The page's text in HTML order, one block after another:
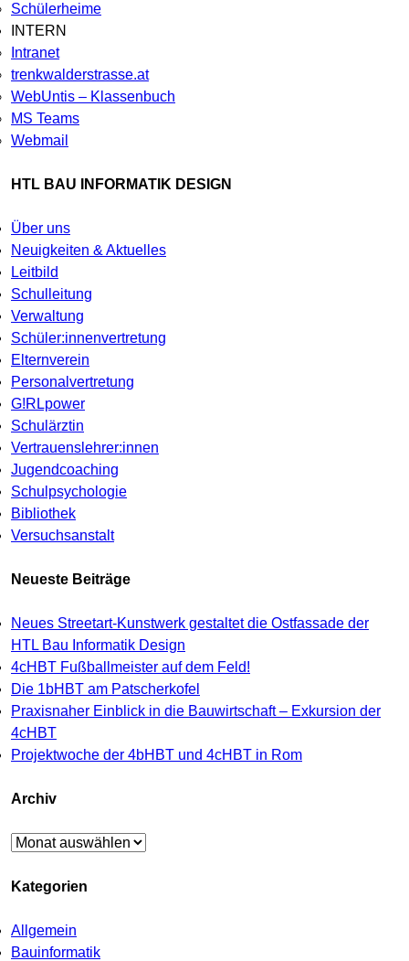
Schülerheime
INTERN
Intranet
trenkwalderstrasse.at
WebUntis – Klassenbuch
MS Teams
Webmail
HTL BAU INFORMATIK DESIGN
Über uns
Neuigkeiten & Aktuelles
Leitbild
Schulleitung
Verwaltung
Schüler:innenvertretung
Elternverein
Personalvertretung
G!RLpower
Schulärztin
Vertrauenslehrer:innen
Jugendcoaching
Schulpsychologie
Bibliothek
Versuchsanstalt
Neueste Beiträge
Neues Streetart-Kunstwerk gestaltet die Ostfassade der
HTL Bau Informatik Design
4cHBT Fußballmeister auf dem Feld!
Die 1bHBT am Patscherkofel
Praxisnaher Einblick in die Bauwirtschaft – Exkursion der
4cHBT
Projektwoche der 4bHBT und 4cHBT in Rom
Archiv
Archiv
Kategorien
Allgemein
Bauinformatik